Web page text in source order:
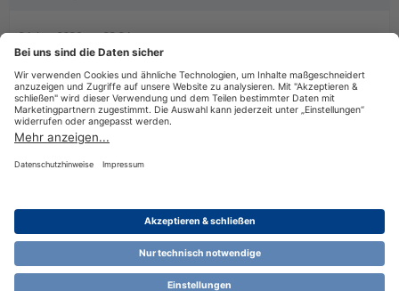
24. Juni 2026 um 23:24
Gerne.
Das Programm erklärt wirklich nahezu alles. Vielen Dank für
die Rückmeldung.
Nutzungsbestimmungen Cookie-Einstellungen